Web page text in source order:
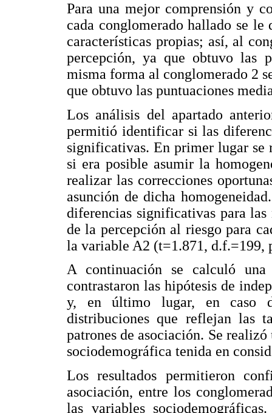
Para una mejor comprensión y
cada conglomerado hallado se
características propias; así, al
percepción, ya que obtuvo las
misma forma al conglomerado 2
que obtuvo las puntuaciones
Los análisis del apartado
permitió identificar si las
significativas. En primer lugar se
si era posible asumir la
realizar las correcciones
asunción de dicha
diferencias significativas para las
de la percepción al riesgo para
la variable A2 (t=1.871, d.f.=199,
A continuación se calculó una
contrastaron las hipótesis de
y, en último lugar, en caso
distribuciones que reflejan las
patrones de asociación. Se
sociodemográfica tenida en
Los resultados permitieron
asociación, entre los
las variables